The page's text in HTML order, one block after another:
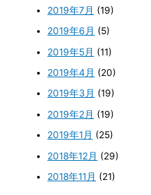
2019年7月 (19)
2019年6月 (5)
2019年5月 (11)
2019年4月 (20)
2019年3月 (19)
2019年2月 (19)
2019年1月 (25)
2018年12月 (29)
2018年11月 (21)